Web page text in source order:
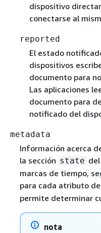
dispositivo
conectarse al
reported
El estado
dispositivos
documento para
Las aplicaciones
documento para
notificado del
metadata
Información acerca
la sección state
marcas de tiempo,
para cada atributo
permite determinar
nota